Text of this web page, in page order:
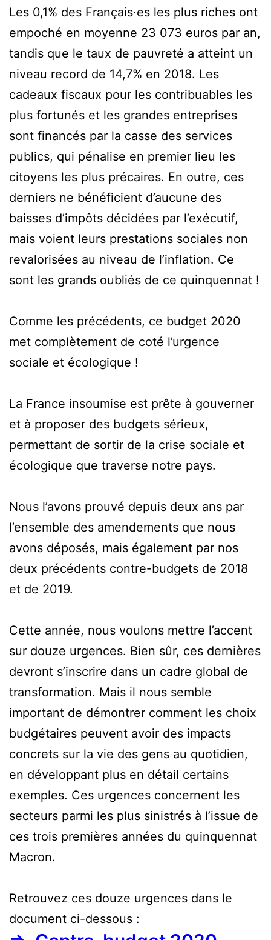
Les 0,1% des Français·es les plus riches ont
empoché en moyenne 23 073 euros par an,
tandis que le taux de pauvreté a atteint un
niveau record de 14,7% en 2018. Les
cadeaux fiscaux pour les contribuables les
plus fortunés et les grandes entreprises
sont financés par la casse des services
publics, qui pénalise en premier lieu les
citoyens les plus précaires. En outre, ces
derniers ne bénéficient d’aucune des
baisses d’impôts décidées par l’exécutif,
mais voient leurs prestations sociales non
revalorisées au niveau de l’inflation. Ce
sont les grands oubliés de ce quinquennat !
Comme les précédents, ce budget 2020
met complètement de coté l’urgence
sociale et écologique !
La France insoumise est prête à gouverner
et à proposer des budgets sérieux,
permettant de sortir de la crise sociale et
écologique que traverse notre pays.
Nous l’avons prouvé depuis deux ans par
l’ensemble des amendements que nous
avons déposés, mais également par nos
deux précédents contre-budgets de 2018
et de 2019.
Cette année, nous voulons mettre l’accent
sur douze urgences. Bien sûr, ces dernières
devront s’inscrire dans un cadre global de
transformation. Mais il nous semble
important de démontrer comment les choix
budgétaires peuvent avoir des impacts
concrets sur la vie des gens au quotidien,
en développant plus en détail certains
exemples. Ces urgences concernent les
secteurs parmi les plus sinistrés à l’issue de
ces trois premières années du quinquennat
Macron.
Retrouvez ces douze urgences dans le
document ci-dessous :